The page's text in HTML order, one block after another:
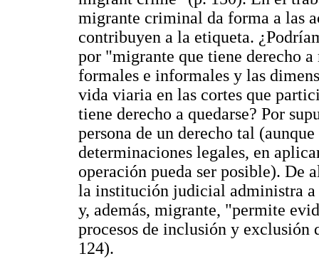
migrante criminal da forma a las
contribuyen a la etiqueta.
por "migrante que tiene derecho
formales e informales y las
vida viaria en las cortes que
tiene derecho a quedarse? Por
persona de un derecho tal
determinaciones legales, en
operación pueda ser posible). De
la institución judicial administra a
y, además, migrante, "permite
procesos de inclusión y exclusión
124).